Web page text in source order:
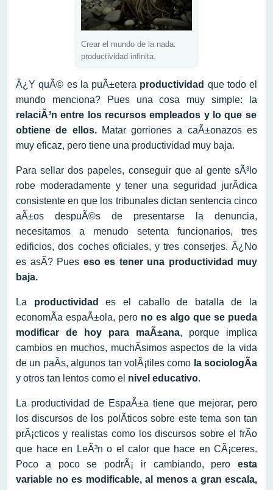
Crear el mundo de la nada:
productividad infinita.
Â¿Y quÃ© es la puÃ±etera productividad que todo el
mundo menciona? Pues una cosa muy simple: la
relaciÃ³n entre los recursos empleados y lo que se
obtiene de ellos.Matar gorriones a caÃ±onazos es
muy eficaz, pero tiene una productividad muy baja.
Para sellar dos papeles, conseguir que al gente sÃ³lo
robe moderadamente y tener una seguridad jurÃ­dica
consistente en que los tribunales dictan sentencia cinco
aÃ±os despuÃ©s de presentarse la denuncia,
necesitamos a menudo setenta funcionarios, tres
edificios, dos coches oficiales, y tres conserjes. Â¿No
es asÃ­? Pues eso es tener una productividad muy
baja.
La productividad
es el caballo de batalla de la
economÃ­a espaÃ±ola, pero no es algo que se pueda
modificar de hoy para maÃ±ana, porque implica
cambios en muchos, muchÃ­simos aspectos de la vida
de un paÃ­s, algunos tan volÃ¡tiles como la sociologÃ­a
y otros tan lentos como el nivel educativo.
La productividad de EspaÃ±a tiene que mejorar, pero
los discursos de los polÃ­ticos sobre este tema son tan
prÃ¡cticos y realistas como los discursos sobre el frÃ­o
que hace en LeÃ³n o el calor que hace en CÃ¡ceres.
Poco a poco se podrÃ¡ ir cambiando, pero esta
variable no es modificable, al menos a gran escala,